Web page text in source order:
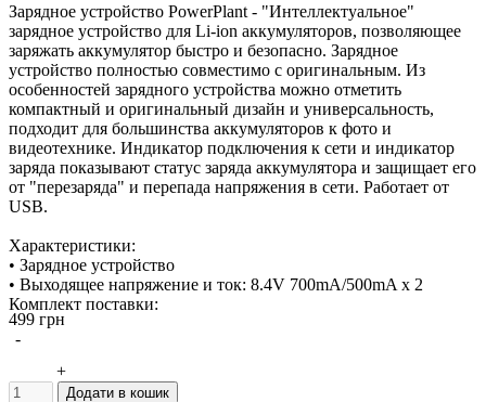
Зарядное устройство PowerPlant - "Интеллектуальное"
зарядное устройство для Li-ion аккумуляторов, позволяющее
заряжать аккумулятор быстро и безопасно. Зарядное
устройство полностью совместимо с оригинальным. Из
особенностей зарядного устройства можно отметить
компактный и оригинальный дизайн и универсальность,
подходит для большинства аккумуляторов к фото и
видеотехнике. Индикатор подключения к сети и индикатор
заряда показывают статус заряда аккумулятора и защищает его
от "перезаряда" и перепада напряжения в сети. Работает от
USB.
Характеристики:
• Зарядное устройство
• Выходящее напряжение и ток: 8.4V 700mA/500mA x 2
Комплект поставки:
• Зарядное устройство
• USB кабель
Гарантия 12 месяцев
Производитель: PowerPlant
499 грн
-
+
Додати в кошик